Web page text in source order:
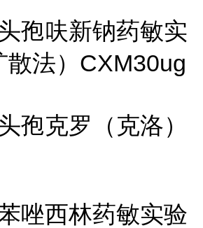
孢呋新钠药敏实
散法）CXM30ug
孢克罗（克洛）
唑西林药敏实验